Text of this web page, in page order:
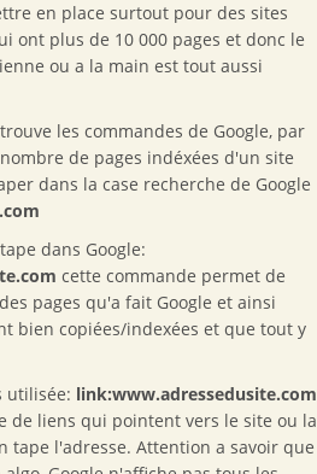
en place surtout pour des sites
ont plus de 10 000 pages et donc le
ou a la main est tout aussi
les commandes de Google, par
de pages indéxées d'un site
dans la case recherche de Google
dans Google:
cette commande permet de
pages qu'a fait Google et ainsi
bien copiées/indexées et que tout y
utilisée: link:www.adressedusite.com
de liens qui pointent vers le site ou la
tape l'adresse. Attention a savoir que